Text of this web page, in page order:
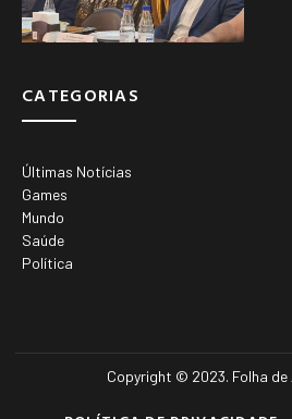
CATEGORIAS
Últimas Notícias
Games
Mundo
Saúde
Política
Copyright © 2023. Folha de